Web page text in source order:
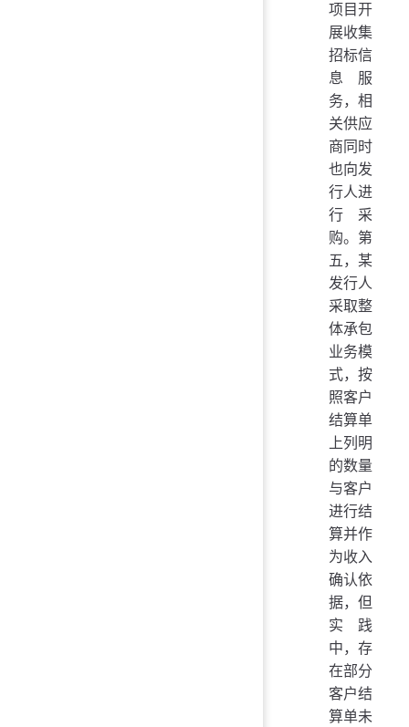
项目开
展收集
招标信
息服
务，相
关供应
商同时
也向发
行人进
行采
购。第
五，某
发行人
采取整
体承包
业务模
式，按
照客户
结算单
上列明
的数量
与客户
进行结
算并作
为收入
确认依
据，但
实践
中，存
在部分
客户结
算单未